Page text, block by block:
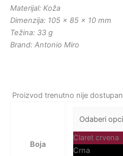
Materijal: Koža
Dimenzija: 105 x 85 x 10 mm
Težina: 33 g
Brand: Antonio Miro
Proizvod trenutno nije dostupan
Boja
Claret crvena
Crna